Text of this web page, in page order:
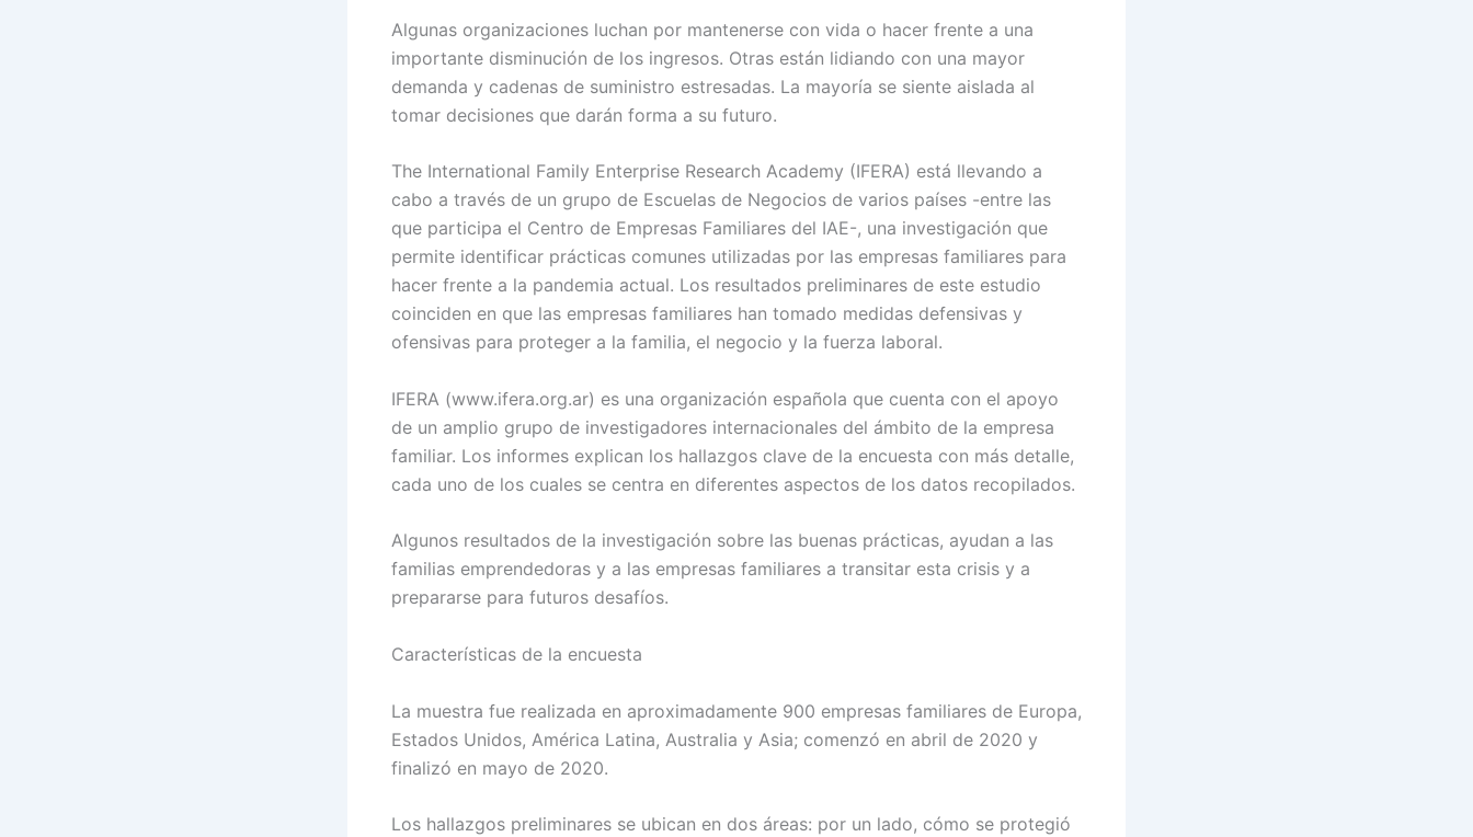
Algunas organizaciones luchan por mantenerse con vida o hacer frente a una
importante disminución de los ingresos. Otras están lidiando con una mayor
demanda y cadenas de suministro estresadas. La mayoría se siente aislada al
tomar decisiones que darán forma a su futuro.
The International Family Enterprise Research Academy (IFERA) está llevando a
cabo a través de un grupo de Escuelas de Negocios de varios países -entre las
que participa el Centro de Empresas Familiares del IAE-, una investigación que
permite identificar prácticas comunes utilizadas por las empresas familiares para
hacer frente a la pandemia actual. Los resultados preliminares de este estudio
coinciden en que las empresas familiares han tomado medidas defensivas y
ofensivas para proteger a la familia, el negocio y la fuerza laboral.
IFERA (www.ifera.org.ar) es una organización española que cuenta con el apoyo
de un amplio grupo de investigadores internacionales del ámbito de la empresa
familiar. Los informes explican los hallazgos clave de la encuesta con más detalle,
cada uno de los cuales se centra en diferentes aspectos de los datos recopilados.
Algunos resultados de la investigación sobre las buenas prácticas, ayudan a las
familias emprendedoras y a las empresas familiares a transitar esta crisis y a
prepararse para futuros desafíos.
Características de la encuesta
La muestra fue realizada en aproximadamente 900 empresas familiares de Europa,
Estados Unidos, América Latina, Australia y Asia; comenzó en abril de 2020 y
finalizó en mayo de 2020.
Los hallazgos preliminares se ubican en dos áreas: por un lado, cómo se protegió